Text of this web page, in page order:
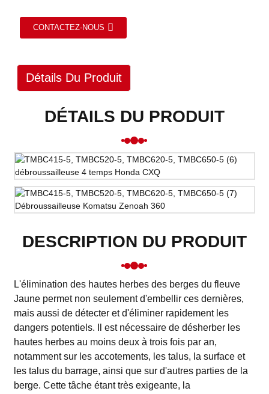
CONTACTEZ-NOUS
Détails Du Produit
DÉTAILS DU PRODUIT
DESCRIPTION DU PRODUIT
L'élimination des hautes herbes des berges du fleuve
Jaune permet non seulement d'embellir ces dernières,
mais aussi de détecter et d'éliminer rapidement les
dangers potentiels. Il est nécessaire de désherber les
hautes herbes au moins deux à trois fois par an,
notamment sur les accotements, les talus, la surface et
les talus du barrage, ainsi que sur d'autres parties de la
berge. Cette tâche étant très exigeante, la